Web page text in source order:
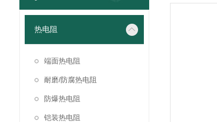
热电阻
端面热电阻
耐磨/防腐热电阻
防爆热电阻
铠装热电阻